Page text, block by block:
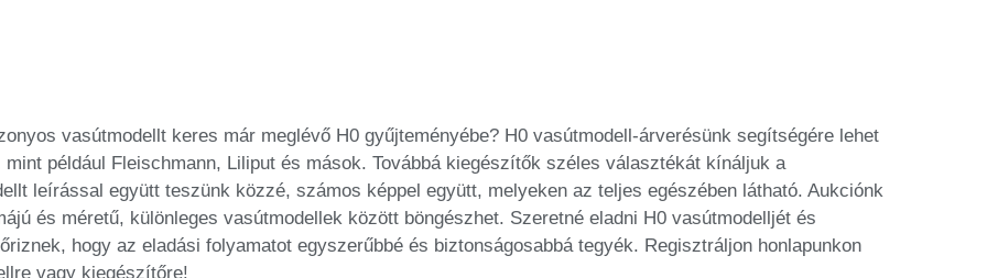
vasútmodellt keres már meglévő H0 gyűjteményébe? H0 vasútmodell-árverésünk segítségére lehet
például Fleischmann, Liliput és mások. Továbbá kiegészítők széles választékát kínáljuk a
leírással együtt teszünk közzé, számos képpel együtt, melyeken az teljes egészében látható. Aukciónk
és méretű, különleges vasútmodellek között böngészhet. Szeretné eladni H0 vasútmodelljét és
hogy az eladási folyamatot egyszerűbbé és biztonságosabbá tegyék. Regisztráljon honlapunkon
vagy kiegészítőre!